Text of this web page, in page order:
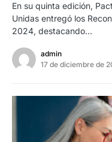
En su quinta edición,
Unidas entregó los
2024, destacando…
admin
17 de diciembre de